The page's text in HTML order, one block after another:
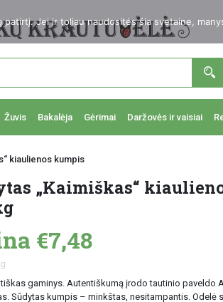
Žuvis Bakalėja Gėrimai Daržovės ir vaisiai
kiaulienos kumpis
„Kaimiškas“
€7,48
gaminys. Autentiškumą įrodo tautinio paveldo
Sūdytas kumpis – minkštas, nesitampantis. Odelė
Jei ir toliau naudositės šia svetaine,